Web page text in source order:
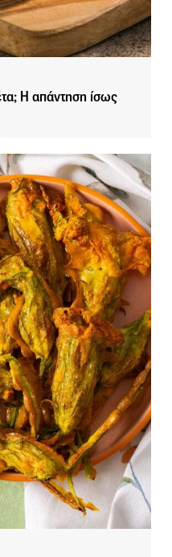
Η απάντηση ίσως